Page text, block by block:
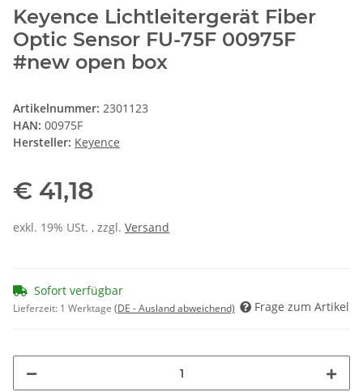
Keyence Lichtleitergerät Fiber
Optic Sensor FU-75F 00975F
#new open box
Artikelnummer: 2301123
HAN: 00975F
Hersteller: Keyence
€ 41,18
exkl. 19% USt. , zzgl. Versand
Sofort verfügbar
Lieferzeit: 1 Werktage (DE - Ausland abweichend) Frage zum Artikel